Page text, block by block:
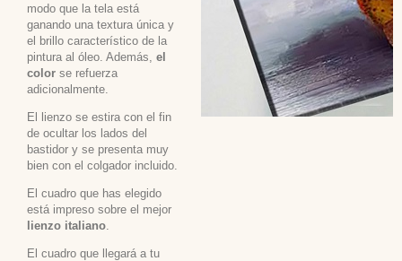
modo que la tela está
ganando una textura única y
el brillo característico de la
pintura al óleo. Además, el
color se refuerza
adicionalmente.
El lienzo se estira con el fin
de ocultar los lados del
bastidor y se presenta muy
bien con el colgador incluido.
El cuadro que has elegido
está impreso sobre el mejor
lienzo italiano
El cuadro que llegará a tu